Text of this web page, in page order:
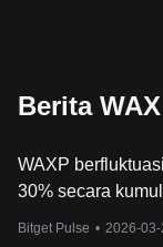
Berita
WAXP
30% secara
Bitget Pulse • 2026-